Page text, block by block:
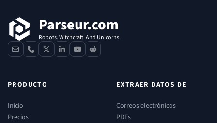
Parseur.com
Robots. Witchcraft. And Unicorns.
contactphone
x linkedinyoutube
reddit
PRODUCTO
Inicio
Precios
EXTRAER DATOS DE
Correos electrónicos
PDFs